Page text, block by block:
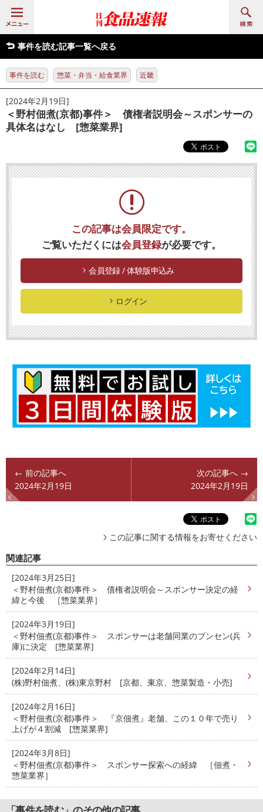
事件を読む記事一覧へ戻る
事件を読む 惣菜・弁当・給食業界 近畿
[2024年2月19日]
＜野村佃煮(京都)事件＞ 債権者説明会～スポンサーの
具体名はなし [惣菜業界]
この記事は会員限定です。
ご覧いただくには会員登録が必要です。
会員登録 / 体験版申込み
ログイン
← 前の記事へ
2024年2月19日
次の記事へ →
2024年2月19日
この記事に関する情報をお寄せください
関連記事
[2024年3月25日]
＜野村佃煮(京都)事件＞ 債権者説明会～スポンサー決定の経
緯と今後 ［惣菜業界］
[2024年3月19日]
＜野村佃煮(京都)事件＞ スポンサーは老舗同業のブンセン(兵
庫)に決定 [惣菜業界]
[2024年2月14日]
(株)野村佃煮、(株)東京野村 [京都、東京、惣菜製造・小売]
[2024年2月16日]
＜野村佃煮(京都)事件＞ 『京佃煮』老舗、この１０年で売り
上げが４割減 [惣菜業界]
[2024年3月8日]
＜野村佃煮(京都)事件＞ スポンサー探索への経緯 ［佃煮・
惣菜業界］